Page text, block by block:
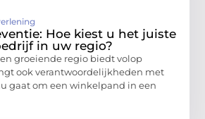
Hoe kiest u het juiste
in uw regio?
groeiende regio biedt volop
ook verantwoordelijkheden met
gaat om een winkelpand in een